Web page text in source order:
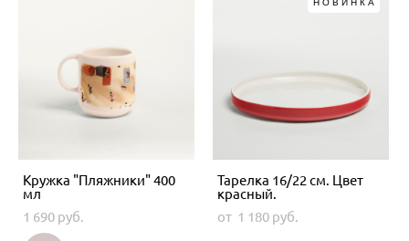
Кружка "Пляжники" 400
мл
1 690 pуб.
НОВИНКА
Тарелка 16/22 см. Цвет
красный.
от 1 180 pуб.